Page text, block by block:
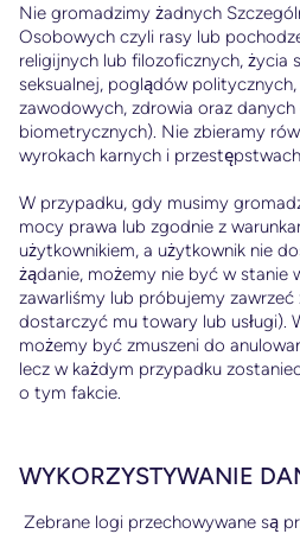
Nie gromadzimy żadnych
Osobowych czyli rasy lub
religijnych lub filozoficznych, życia
seksualnej, poglądów
zawodowych, zdrowia oraz
biometrycznych). Nie zbieramy
wyrokach karnych i
W przypadku, gdy musimy
mocy prawa lub zgodnie z
użytkownikiem, a użytkownik nie
żądanie, możemy nie być w stanie
zawarliśmy lub próbujemy zawrzeć
dostarczyć mu towary lub usługi).
możemy być zmuszeni do
lecz w każdym przypadku
o tym fakcie.
WYKORZYSTYWANIE
Zebrane logi przechowywane są